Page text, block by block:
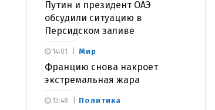
Путин и президент ОАЭ
обсудили ситуацию в
Персидском заливе
Мир
Францию снова накроет
экстремальная жара
14:01
Политика
13:48